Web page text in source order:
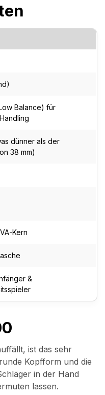
Balance) für
dünner als der
38 mm)
Kern
&
ist das sehr
Kopfform und die
in der Hand
lassen.